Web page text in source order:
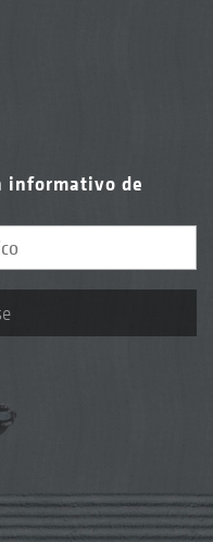
informativo de